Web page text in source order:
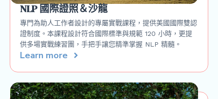
NLP 國際證照＆沙龍
專門為助人工作者設計的專屬實戰課程，提供美國國際雙認
證制度。本課程設計符合國際標準與規範 120 小時，更提
供多場實戰練習團，手把手讓您精準掌握 NLP 精髓。
Learn more